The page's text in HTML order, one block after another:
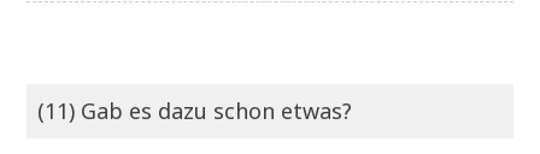
(11) Gab es dazu schon etwas?